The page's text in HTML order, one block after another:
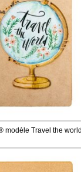
modèle Travel the world